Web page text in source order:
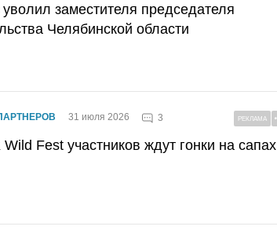
заместителя председателя
Челябинской области
31 июля 2026 3 РЕКЛАМА
Fest участников ждут гонки на сапах